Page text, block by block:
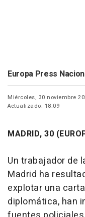
Europa Press
Miércoles, 30 noviembre
Actualizado: 18:09
MADRID, 30
Un trabajador de
Madrid ha
explotar una
diplomática, han